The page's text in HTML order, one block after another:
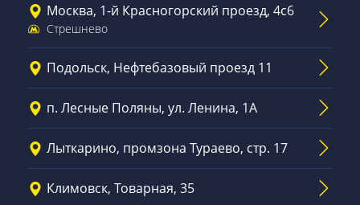
Москва, 1-й Красногорский проезд, 4с6
Стрешнево
Подольск, Нефтебазовый проезд 11
п. Лесные Поляны, ул. Ленина, 1А
Лыткарино, промзона Тураево, стр. 17
Климовск, Товарная, 35